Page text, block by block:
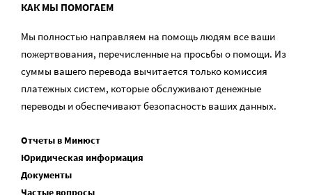
КАК МЫ ПОМОГАЕМ
Мы полностью направляем на помощь людям все ваши
пожертвования, перечисленные на просьбы о помощи. Из
суммы вашего перевода вычитается только комиссия
платежных систем, которые обслуживают денежные
переводы и обеспечивают безопасность ваших данных.
Отчеты в Минюст
Юридическая информация
Документы
Частые вопросы